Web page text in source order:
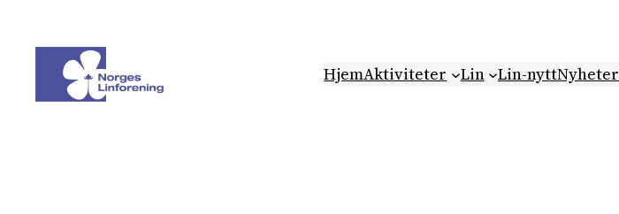
innhold
HjemAktiviteter Lin Lin-nyttNyheter